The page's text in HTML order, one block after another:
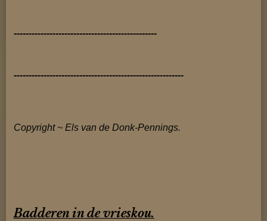
------------------------------------------------
---------------------------------------------------------
Copyright ~ Els van de Donk-Pennings.
Badderen in de vrieskou.